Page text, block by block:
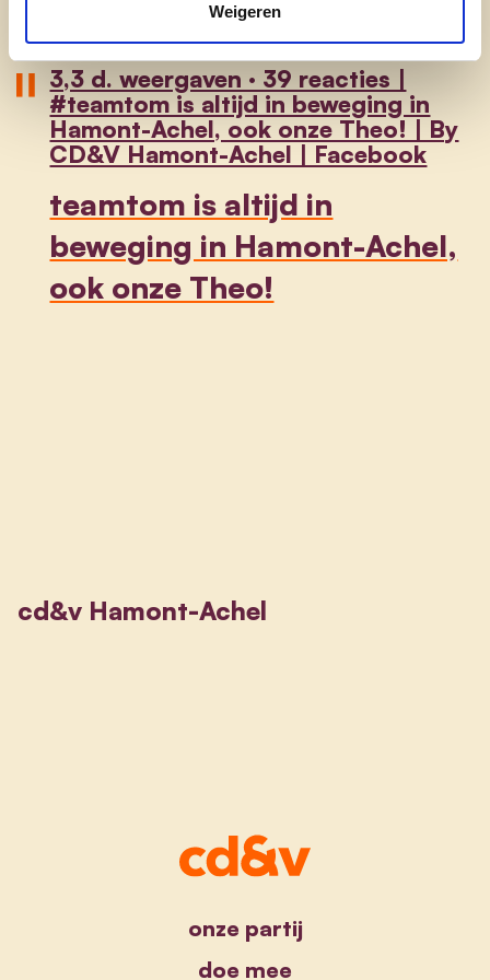
Weigeren
3,3 d. weergaven · 39 reacties |
#teamtom is altijd in beweging in
Hamont-Achel, ook onze Theo! | By
CD&V Hamont-Achel | Facebook
teamtom is altijd in
beweging in Hamont-Achel,
ook onze Theo!
cd&v Hamont-Achel
onze partij
doe mee